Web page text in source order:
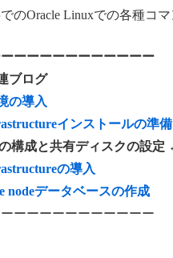
Oracle Linuxでの各種コマ
ーーーーーーーーーーー
ブログ
の導入
インストールの準備
構成と共有ディスクの設定
の導入
nodeデータベースの作成
ーーーーーーーーーーー